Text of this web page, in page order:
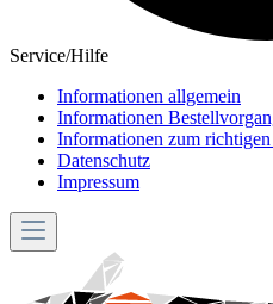
Service/Hilfe
Informationen allgemein
Informationen
Informationen zum
Datenschutz
Impressum